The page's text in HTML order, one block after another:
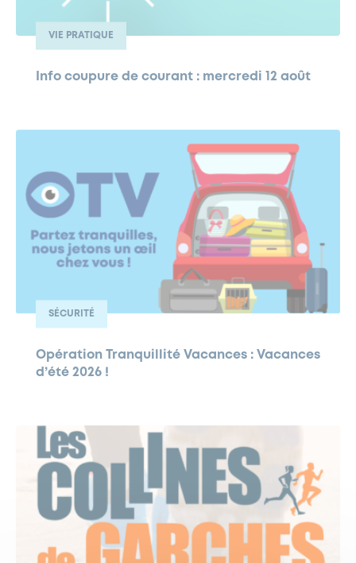
VIE PRATIQUE
Info coupure de courant : mercredi 12 août
SÉCURITÉ
Opération Tranquillité Vacances : Vacances
d’été 2026 !